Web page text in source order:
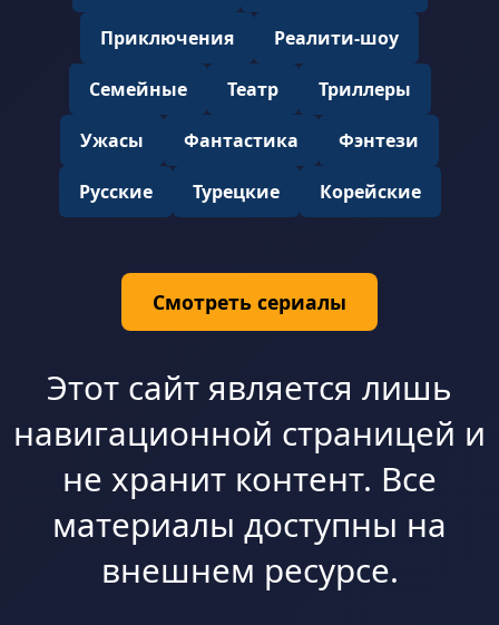
Приключения Реалити-шоу
Семейные Театр Триллеры
Ужасы Фантастика Фэнтези
Русские Турецкие Корейские
Смотреть сериалы
Этот сайт является лишь
навигационной страницей и
не хранит контент. Все
материалы доступны на
внешнем ресурсе.